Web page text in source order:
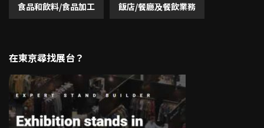
食品和飲料/食品加工 飯店/餐廳及餐飲業務
在東京尋找展台？